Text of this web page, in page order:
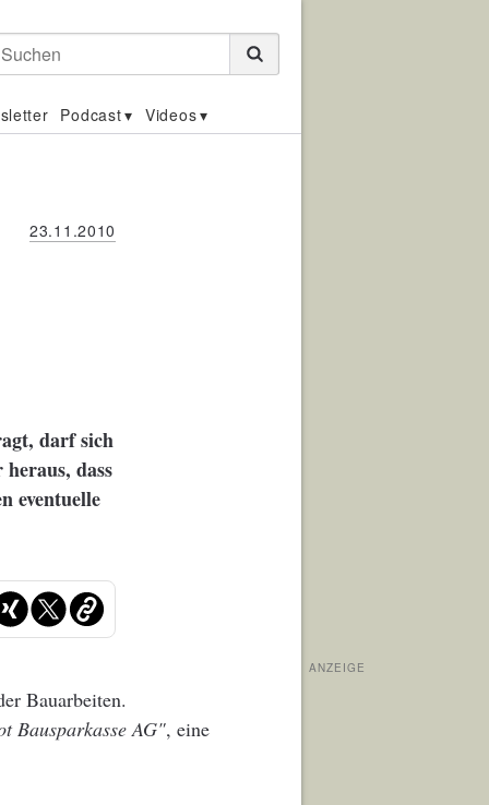
Podcast Videos
23.11.2010
darf sich
dass
eventuelle
Bauarbeiten.
Bausparkasse AG", eine
ANZEIGE